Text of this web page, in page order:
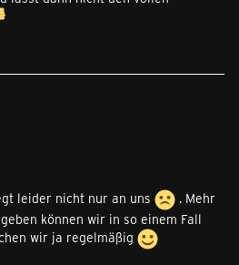
leider nicht nur an uns
. Mehr
können wir in so einem Fall
wir ja regelmäßig